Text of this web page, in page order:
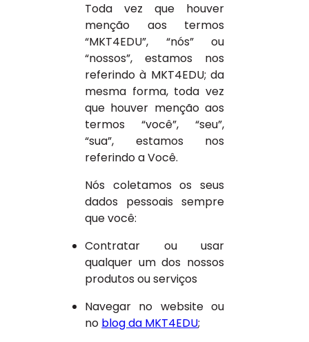
Toda vez que houver
menção aos termos
“MKT4EDU”, “nós” ou
“nossos”, estamos nos
referindo à MKT4EDU; da
mesma forma, toda vez
que houver menção aos
termos “você”, “seu”,
“sua”, estamos nos
referindo a Você.
Nós coletamos os seus
dados pessoais sempre
que você:
Contratar ou usar
qualquer um dos nossos
produtos ou serviços
Navegar no website ou
no blog da MKT4EDU;